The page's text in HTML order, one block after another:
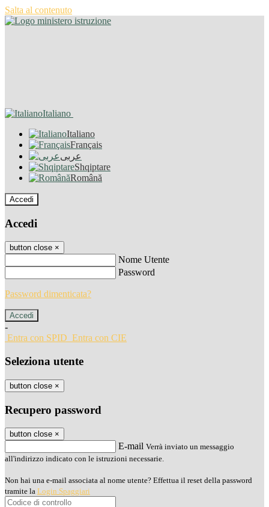
Salta al contenuto
Italiano
Italiano
Français
عربى
Shqiptare
Română
Accedi
Accedi
button close ×
Nome Utente
Password
Password dimenticata?
-
Entra con SPID Entra con CIE
Seleziona utente
button close ×
Recupero password
button close ×
E-mail Verrà inviato un messaggio
all'indirizzo indicato con le istruzioni necessarie.
Non hai una e-mail associata al nome utente? Effettua il reset della password
tramite la Login Spaggiari